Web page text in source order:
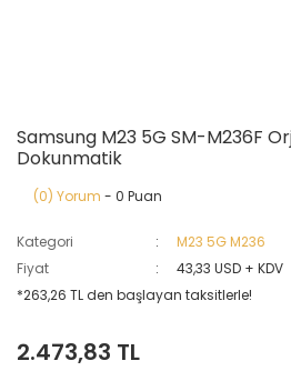
Samsung M23 5G SM-M236F
Dokunmatik
(0) Yorum - 0 Puan
Kategori
M23 5G M236
Fiyat
43,33 USD + KDV
*263,26 TL den başlayan taksitlerle!
2.473,83 TL